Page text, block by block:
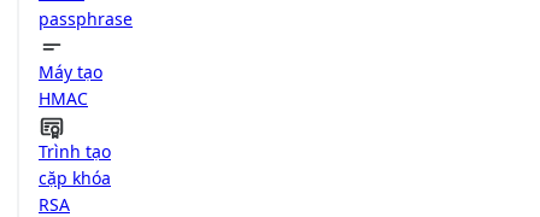
passphrase
Máy tạo
HMAC
Trình tạo
cặp khóa
RSA